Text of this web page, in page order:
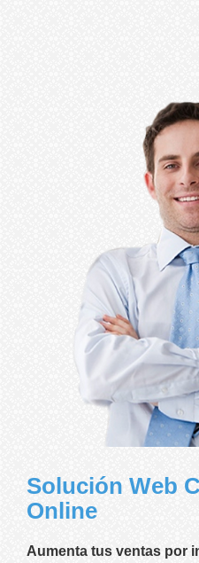
Solución Web
Online
Aumenta tus ventas por